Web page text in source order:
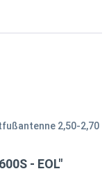
2,50-2,70
- EOL"